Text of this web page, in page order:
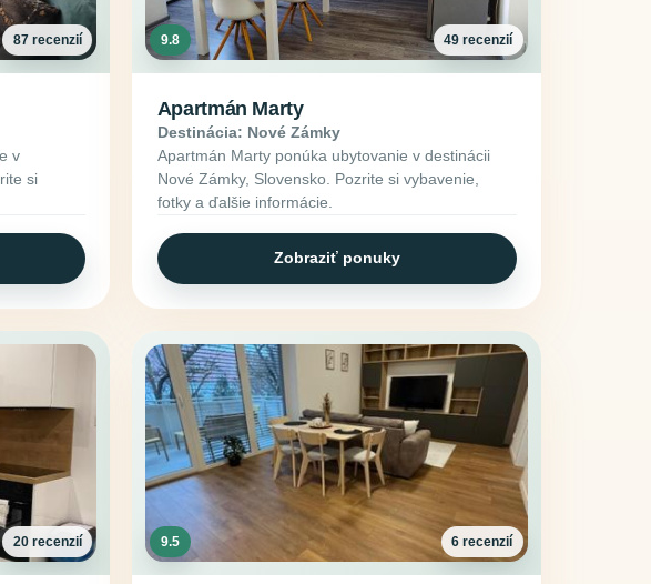
87 recenzií
v
si
9.8 49 recenzií
Apartmán Marty
Destinácia: Nové Zámky
Apartmán Marty ponúka ubytovanie v destinácii
Nové Zámky, Slovensko. Pozrite si vybavenie,
fotky a ďalšie informácie.
Zobraziť ponuky
20 recenzií 9.5 6 recenzií